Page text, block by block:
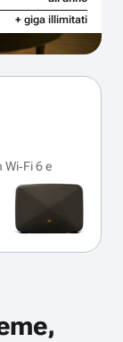
+ giga illimitati
6 e